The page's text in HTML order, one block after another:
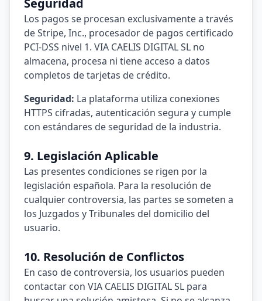
Seguridad
Los pagos se procesan exclusivamente a través
de Stripe, Inc., procesador de pagos certificado
PCI-DSS nivel 1. VIA CAELIS DIGITAL SL no
almacena, procesa ni tiene acceso a datos
completos de tarjetas de crédito.
Seguridad: La plataforma utiliza conexiones
HTTPS cifradas, autenticación segura y cumple
con estándares de seguridad de la industria.
9. Legislación Aplicable
Las presentes condiciones se rigen por la
legislación española. Para la resolución de
cualquier controversia, las partes se someten a
los Juzgados y Tribunales del domicilio del
usuario.
10. Resolución de Conflictos
En caso de controversia, los usuarios pueden
contactar con VIA CAELIS DIGITAL SL para